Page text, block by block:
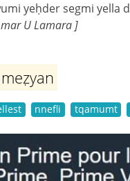
yeḥder segmi yella d
U Lamara ]
nnefli tqamumt